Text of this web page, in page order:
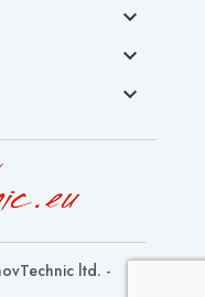



ltd. -